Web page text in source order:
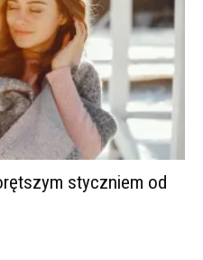
styczniem od